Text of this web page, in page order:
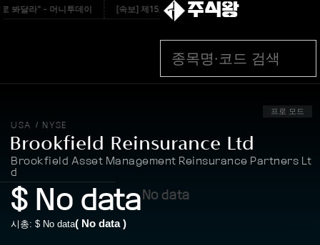
달라" - 머니투데이 [속보] 제15호 태풍 `찬홈` 북상 중…일본 관통 후 우리
주식왕
프로 모드
USA / NYSE
Brookfield Reinsurance Ltd
Brookfield Asset Management Reinsurance Partners Lt
d
$ No dataNo data
시총: $ No data( No data)